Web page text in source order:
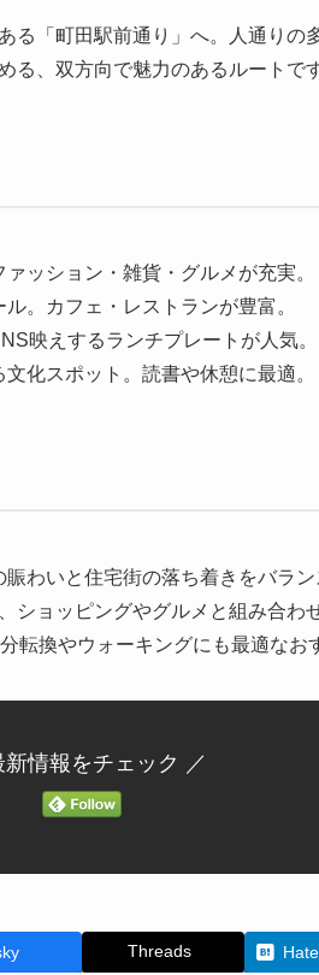
る「町田駅前通り」へ。人通りの
る、双方向で魅力のあるルートです
ッション・雑貨・グルメが充実。
。カフェ・レストランが豊富。
映えするランチプレートが人気。
化スポット。読書や休憩に最適。
賑わいと住宅街の落ち着きをバラ
ショッピングやグルメと組み合わ
転換やウォーキングにも最適なお
新情報をチェック ／
Threads